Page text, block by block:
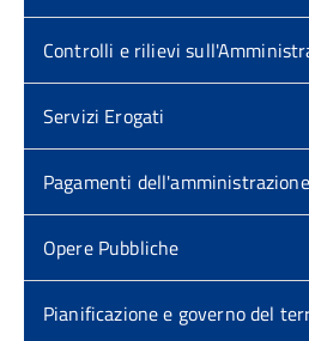
Controlli e rilievi
Servizi Erogati
Pagamenti dell'amministrazione
Opere Pubbliche
Pianificazione e governo del